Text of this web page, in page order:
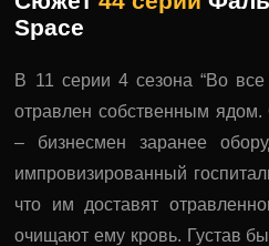
Space
В 11 серии 4 сезона “Во все
отравлен собственным ядом.
– бизнесмен заранее
импровизированный
что им доставят
очищают ему кровь. Густав